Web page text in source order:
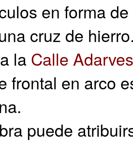
en forma
cruz de
la Calle
frontal en arco
puede